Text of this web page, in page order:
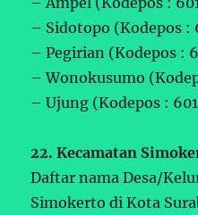
– Sidotopo (Kodepos :
– Pegirian (Kodepos :
– Wonokusumo
– Ujung (Kodepos :
22. Kecamatan
Daftar nama Desa/
Simokerto di Kota